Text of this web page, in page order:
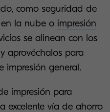
como seguridad de
la nube o impresión
se alinean con los
aprovéchalos para
impresión general.
impresión para
excelente vía de ahorro